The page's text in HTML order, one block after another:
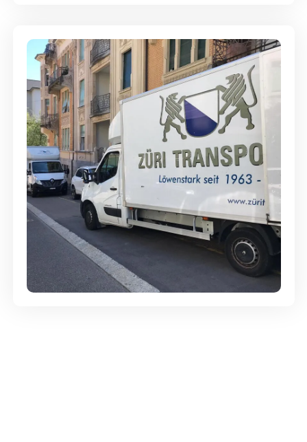
Günstige Umzüge - Hervorragender
Service